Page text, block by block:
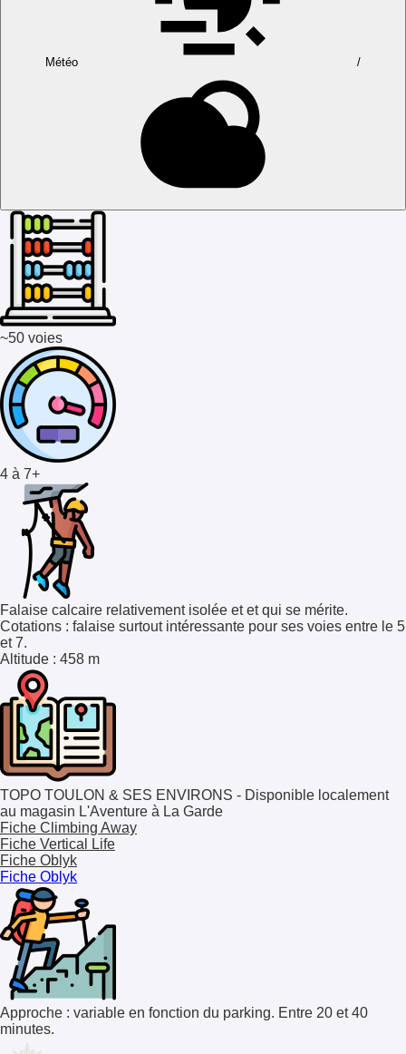
Météo /
~50 voies
4 à 7+
Falaise calcaire relativement isolée et et qui se mérite.
Cotations : falaise surtout intéressante pour ses voies entre le 5
et 7.
Altitude : 458 m
TOPO TOULON & SES ENVIRONS - Disponible localement
au magasin L'Aventure à La Garde
Fiche Climbing Away
Fiche Vertical Life
Fiche Oblyk
Fiche Oblyk
Approche : variable en fonction du parking. Entre 20 et 40
minutes.